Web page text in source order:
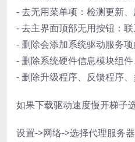
- 去无用菜单项：检测更新
- 去主界面顶部无用按钮：
- 删除会添加系统驱动服务
- 删除系统硬件信息模块组
- 删除升级程序、反馈程序
如果下载驱动速度慢开梯子
设置->网络->选择代理服务